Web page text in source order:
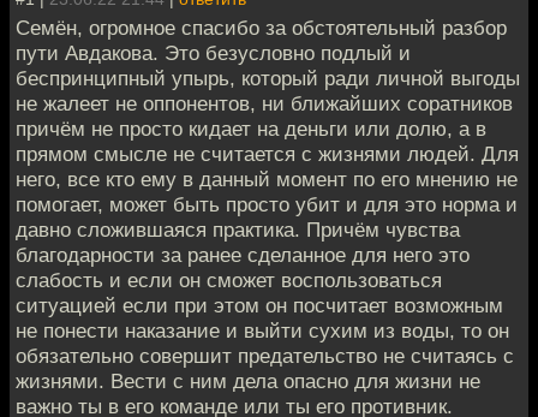
Семён, огромное спасибо за обстоятельный разбор
пути Авдакова. Это безусловно подлый и
беспринципный упырь, который ради личной выгоды
не жалеет не оппонентов, ни ближайших соратников
причём не просто кидает на деньги или долю, а в
прямом смысле не считается с жизнями людей. Для
него, все кто ему в данный момент по его мнению не
помогает, может быть просто убит и для это норма и
давно сложившаяся практика. Причём чувства
благодарности за ранее сделанное для него это
слабость и если он сможет воспользоваться
ситуацией если при этом он посчитает возможным
не понести наказание и выйти сухим из воды, то он
обязательно совершит предательство не считаясь с
жизнями. Вести с ним дела опасно для жизни не
важно ты в его команде или ты его противник.